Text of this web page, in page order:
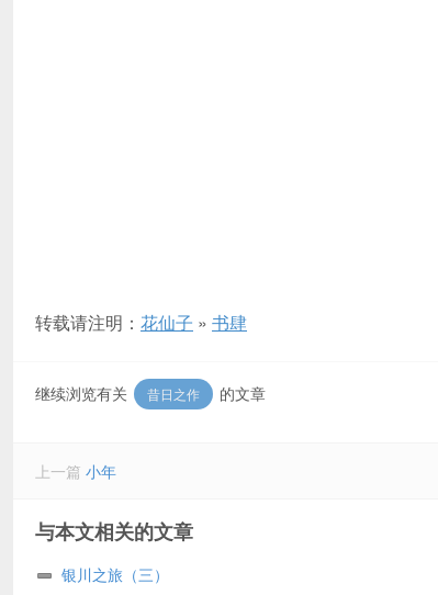
转载请注明： 花仙子 » 书肆
继续浏览有关 昔日之作 的文章
上一篇 小年
与本文相关的文章
银川之旅（三）